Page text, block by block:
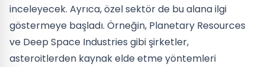
inceleyecek. Ayrıca, özel sektör de bu alana ilgi
göstermeye başladı. Örneğin, Planetary Resources
ve Deep Space Industries gibi şirketler,
asteroitlerden kaynak elde etme yöntemleri